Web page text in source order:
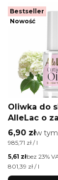
Bestseller
Nowość
Oliwka do
AlleLac o
Bloom
Cena brutto
6,90 złw tym
w tym
Cena
985,71 zł / l
Cena netto
5,61 złbez 23%
Cena
801,39 zł / l